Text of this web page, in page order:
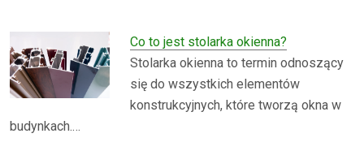
Co to jest stolarka okienna?
Stolarka okienna to termin odnoszący
się do wszystkich elementów
konstrukcyjnych, które tworzą okna w
budynkach.…